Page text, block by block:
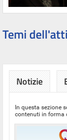
Temi
Notizie
In questa sezione
contenuti in forma